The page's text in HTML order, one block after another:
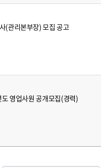
(관리본부장) 모집 공고
영업사원 공개모집(경력)